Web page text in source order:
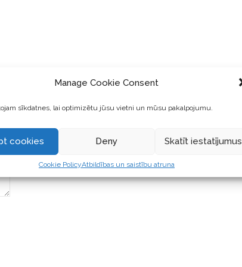
Manage Cookie Consent
sīkdatnes, lai optimizētu jūsu vietni un mūsu pakalpojumu.
cookies Deny Skatīt iestatījumus
Cookie PolicyAtbildības un saistību atruna